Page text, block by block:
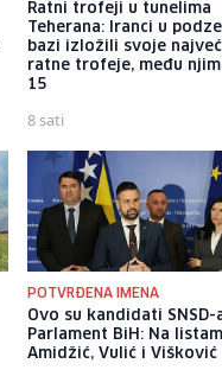
Ratni trofeji u tunelima
Teherana: Iranci u
bazi izložili svoje
ratne trofeje, među
15
8 sati
POTVRĐENA IMENA
Ovo su kandidati SNSD-
Parlament BiH: Na
Amidžić, Vulić i Višković